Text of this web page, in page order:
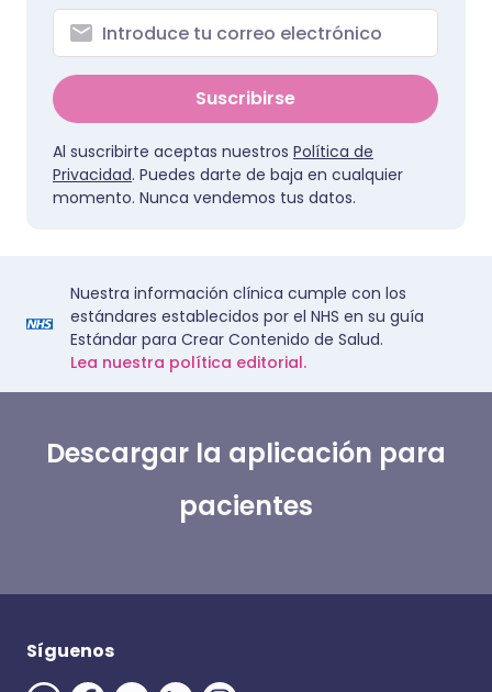
Suscribirse
Al suscribirte aceptas nuestros Política de
Privacidad. Puedes darte de baja en cualquier
momento. Nunca vendemos tus datos.
Nuestra información clínica cumple con los
estándares establecidos por el NHS en su guía
Estándar para Crear Contenido de Salud.
Lea nuestra política editorial.
Descargar la aplicación para
pacientes
Síguenos